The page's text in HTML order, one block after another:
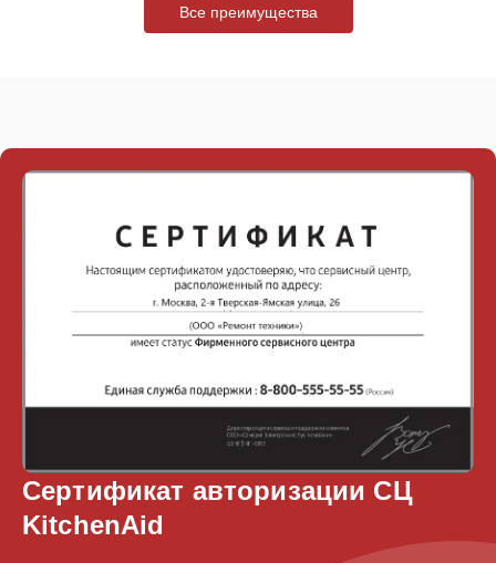
Все преимущества
Сертификат авторизации СЦ
KitchenAid